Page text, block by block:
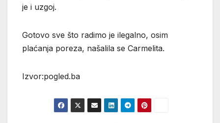
je i uzgoj.
Gotovo sve što radimo je ilegalno, osim
plaćanja poreza, našalila se Carmelita.
Izvor:pogled.ba